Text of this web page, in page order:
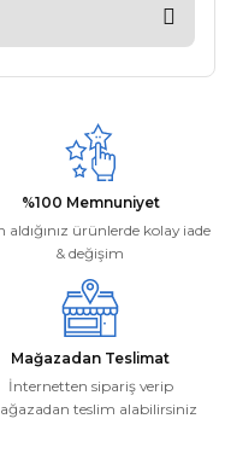
%100 Memnuniyet
aldığınız ürünlerde kolay iade
& değişim
Mağazadan Teslimat
İnternetten sipariş verip
teslim alabilirsiniz